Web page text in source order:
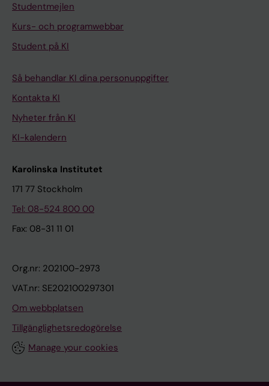
Studentmejlen
Kurs- och programwebbar
Student på KI
Så behandlar KI dina personuppgifter
Kontakta KI
Nyheter från KI
KI-kalendern
Karolinska Institutet
171 77 Stockholm
Tel: 08-524 800 00
Fax: 08-31 11 01
Org.nr: 202100-2973
VAT.nr: SE202100297301
Om webbplatsen
Tillgänglighetsredogörelse
Manage your cookies